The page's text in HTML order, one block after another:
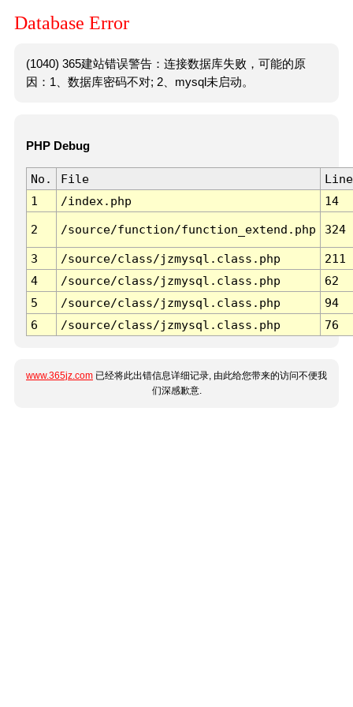
Database Error
(1040) 365建站错误警告：连接数据库失败，可能的原
因：1、数据库密码不对; 2、mysql未启动。
PHP Debug
No. File
Line
1
/index.php 14
2 /source/function/function_extend.php 324
3 /source/class/jzmysql.class.php
211
4
/source/class/jzmysql.class.php
62
5
/source/class/jzmysql.class.php
94
6
/source/class/jzmysql.class.php 76
www.365jz.com 已经将此出错信息详细记录, 由此给您带来的访问不便我
们深感歉意.